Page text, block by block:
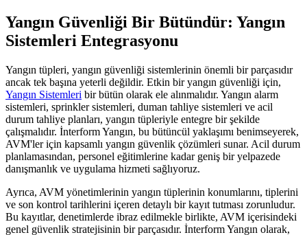
Yangın Güvenliği Bir Bütündür: Yangın
Sistemleri Entegrasyonu
Yangın tüpleri, yangın güvenliği sistemlerinin önemli bir parçasıdır
ancak tek başına yeterli değildir. Etkin bir yangın güvenliği için,
Yangın Sistemleri bir bütün olarak ele alınmalıdır. Yangın alarm
sistemleri, sprinkler sistemleri, duman tahliye sistemleri ve acil
durum tahliye planları, yangın tüpleriyle entegre bir şekilde
çalışmalıdır. İnterform Yangın, bu bütüncül yaklaşımı benimseyerek,
AVM'ler için kapsamlı yangın güvenlik çözümleri sunar. Acil durum
planlamasından, personel eğitimlerine kadar geniş bir yelpazede
danışmanlık ve uygulama hizmeti sağlıyoruz.
Ayrıca, AVM yönetimlerinin yangın tüplerinin konumlarını, tiplerini
ve son kontrol tarihlerini içeren detaylı bir kayıt tutması zorunludur.
Bu kayıtlar, denetimlerde ibraz edilmekle birlikte, AVM içerisindeki
genel güvenlik stratejisinin bir parçasıdır. İnterform Yangın olarak,